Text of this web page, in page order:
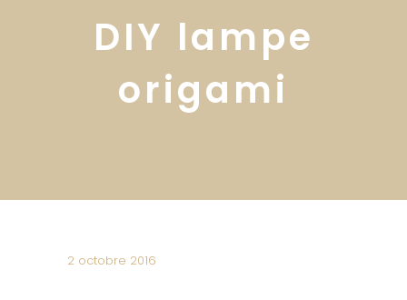
DIY lampe
origami
2 octobre 2016